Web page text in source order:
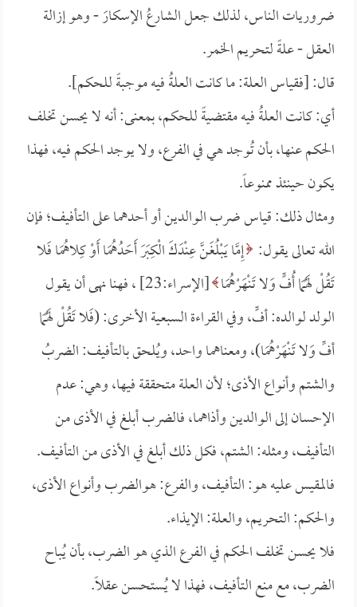
ضروريات الناس، لذلك جعل الشارعُ الإسكارَ - وهو إزالة
العقل - علةً لتحريم الخمر.
قال: [فقياس العلة: ما كانت العلةُ فيه موجبةً للحكم].
أي: كانت العلةُ فيه مقتضيةً للحكم، بمعنى: أنه لا يحسن تخلف
الحكم عنها، بأن تُوجد هي في الفرع، ولا يوجد الحكم فيه، فهذا
يكون حينئذ ممنوعاً.
ومثال ذلك: قياس ضرب الوالدين أو أحدهما على التأفيف؛ فإن
الله تعالى يقول: إِمَّا يَبْلُغَنَّ عِنْدَكَ الْكِبَرَ أَحَدُهُمَا أَوْ كِلاهُمَا فَلا
تَقُلْ لَهُمَا أُفٍّ وَلا تَنْهَرْهُمَا
[الإسراء:23] ، فهنا نهى أن يقول
الولد لوالده: أفٍّ، وفي القراءة السبعية الأخرى: (فَلا تَقُلْ لَهُمَا
أفِّ وَلا تَنْهَرْهُمَا)، ومعناهما واحد، ويُلحق بالتأفيف: الضربُ
والشتم وأنواع الأذى؛ لأن العلة متحققة فيها، وهي: عدم
الإحسان إلى الوالدين وأذاهما، فالضرب أبلغ في الأذى من
التأفيف، ومثله: الشتم، فكل ذلك أبلغ في الأذى من التأفيف.
فالمقيس عليه هو: التأفيف، والفرع: هوالضرب وأنواع الأذى،
والحكم: التحريم، والعلة: الإيذاء.
فلا يحسن تخلف الحكم في الفرع الذي هو الضرب، بأن يُباح
الضرب، مع منع التأفيف، فهذا لا يُستحسن عقلاً.